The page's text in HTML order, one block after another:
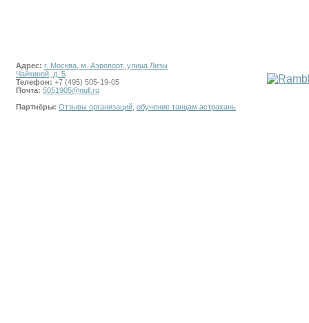
Адрес: г. Москва, м. Аэропорт, улица Лизы
Чайкиной, д. 5
Телефон: +7 (495) 505-19-05
Почта: 5051905@null.ru
Партнёры: Отзывы организаций обучение танцам астрахань